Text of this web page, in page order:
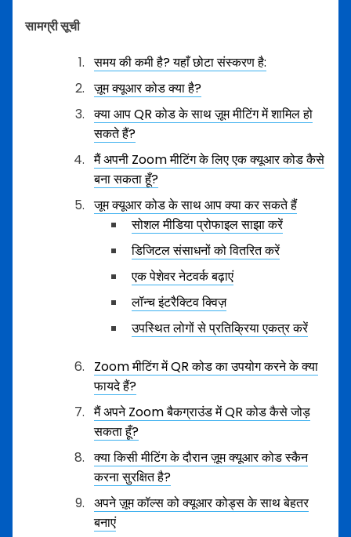
सामग्री सूची
समय की कमी है? यहाँ छोटा संस्करण है:
ज़ूम क्यूआर कोड क्या है?
क्या आप QR कोड के साथ ज़ूम मीटिंग में शामिल हो
सकते हैं?
मैं अपनी Zoom मीटिंग के लिए एक क्यूआर कोड कैसे
बना सकता हूँ?
जूम क्यूआर कोड के साथ आप क्या कर सकते हैं
सोशल मीडिया प्रोफाइल साझा करें
डिजिटल संसाधनों को वितरित करें
एक पेशेवर नेटवर्क बढ़ाएं
लॉन्च इंटरैक्टिव क्विज़
उपस्थित लोगों से प्रतिक्रिया एकत्र करें
Zoom मीटिंग में QR कोड का उपयोग करने के क्या
फायदे हैं?
मैं अपने Zoom बैकग्राउंड में QR कोड कैसे जोड़
सकता हूँ?
क्या किसी मीटिंग के दौरान ज़ूम क्यूआर कोड स्कैन
करना सुरक्षित है?
अपने ज़ूम कॉल्स को क्यूआर कोड्स के साथ बेहतर
बनाएं